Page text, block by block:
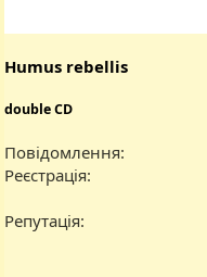
Humus rebellis
double CD
Повідомлення
Реєстрація
Репутація